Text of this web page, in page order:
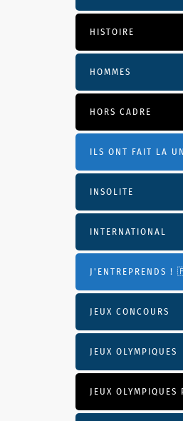
HISTOIRE
HOMMES
HORS CADRE
ILS ONT FAIT LA
INSOLITE
INTERNATIONAL
J'ENTREPRENDS
JEUX CONCOURS
JEUX OLYMPIQUES
JEUX OLYMPIQUES